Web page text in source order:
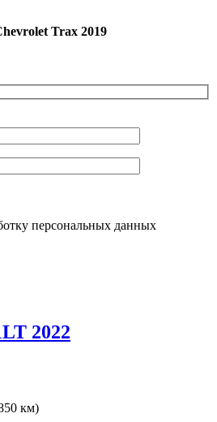
Trax 2019
персональных данных
2022
км)